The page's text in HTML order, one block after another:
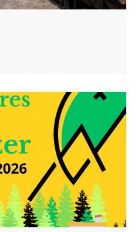
dans les rues du village et
glanées auprès